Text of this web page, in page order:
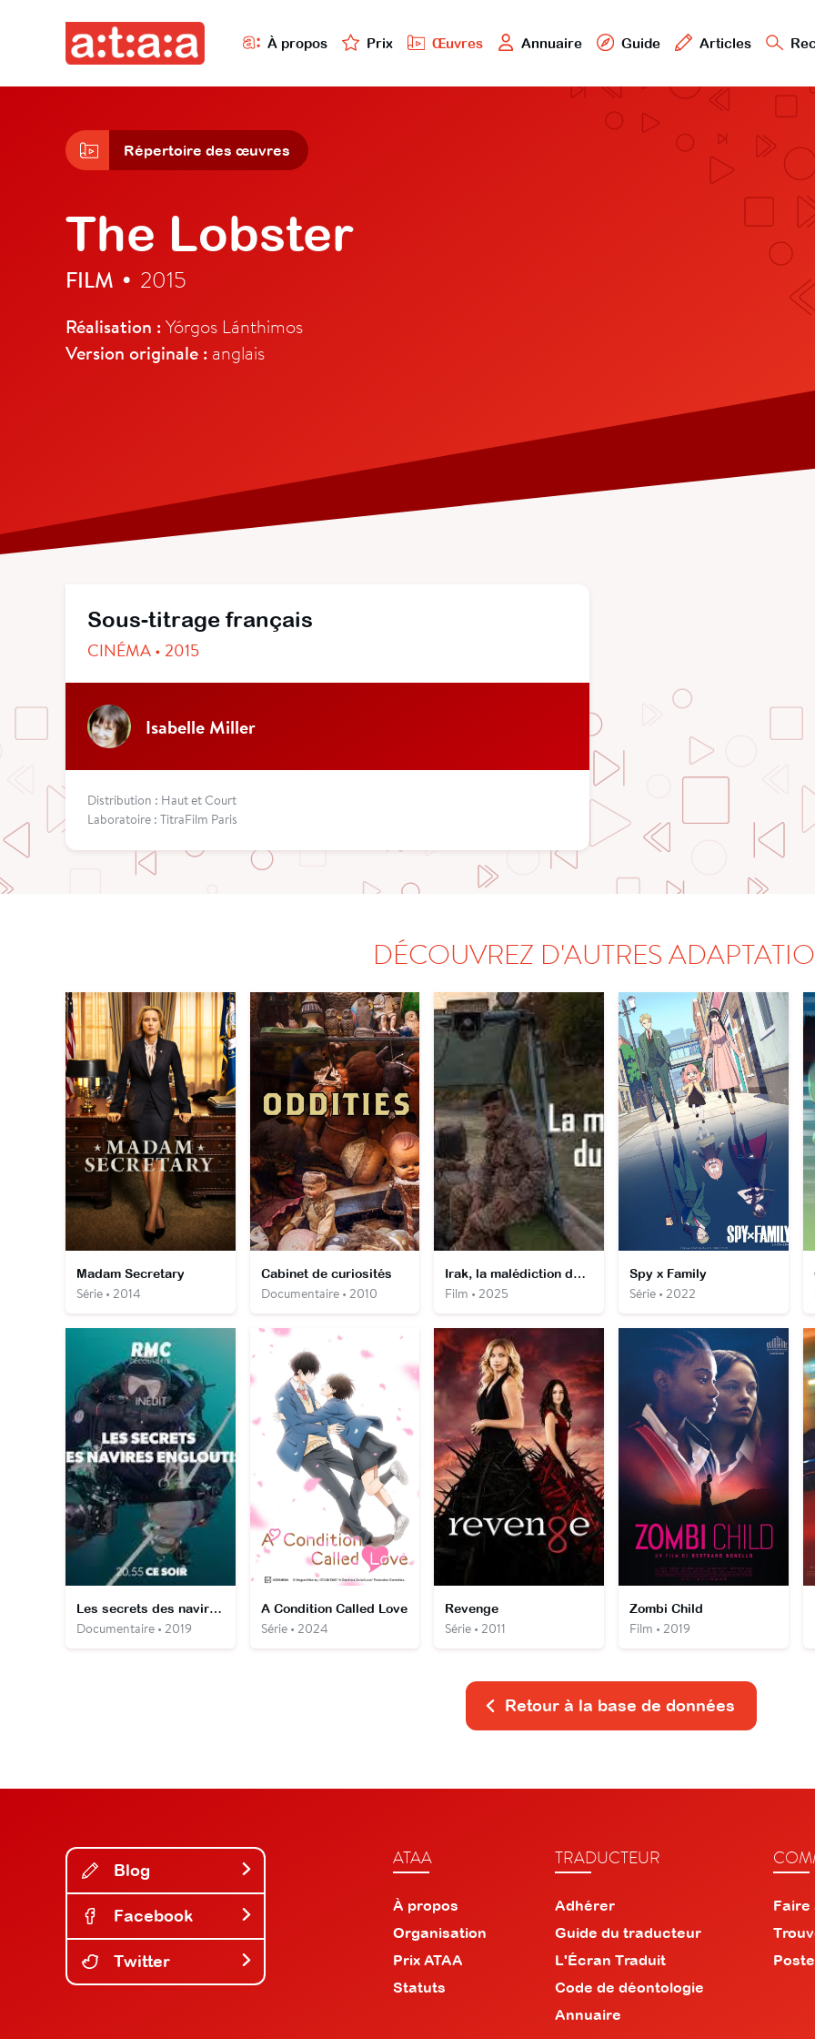
À propos Prix Œuvres Annuaire Guide Articles
Répertoire des œuvres
The Lobster
FILM • 2015
Réalisation :Yórgos Lánthimos
Version originale : anglais
Sous-titrage français
CINÉMA • 2015
Isabelle Miller
Distribution : Haut et Court
Laboratoire : TitraFilm Paris
DÉCOUVREZ D'AUTRES
Madam Secretary
Série • 2014
Cabinet de curiosités
Documentaire • 2010
Irak, la malédiction du pétrole
Film • 2025
Spy x Family
Série • 2022
Les secrets des navires engloutis
Documentaire • 2019
A Condition Called Love
Série • 2024
Revenge
Série • 2011
Zombi Child
Film • 2019
Retour à la base de données
Blog
Facebook
Twitter
ATAA
À propos
Organisation
Prix ATAA
Statuts
TRADUCTEUR
Adhérer
Guide du traducteur
L'Écran Traduit
Code de déontologie
Annuaire